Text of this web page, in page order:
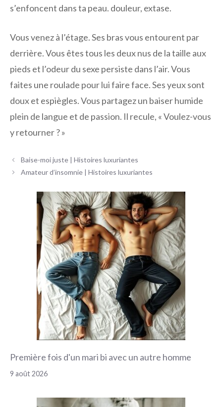
s’enfoncent dans ta peau. douleur, extase.
Vous venez à l’étage. Ses bras vous entourent par
derrière. Vous êtes tous les deux nus de la taille aux
pieds et l’odeur du sexe persiste dans l’air. Vous
faites une roulade pour lui faire face. Ses yeux sont
doux et espiègles. Vous partagez un baiser humide
plein de langue et de passion. Il recule, « Voulez-vous
y retourner ? »
Navigation
des
Baise-moi juste | Histoires luxuriantes
Amateur d’insomnie | Histoires luxuriantes
Première fois d'un mari bi avec un autre homme
9 août 2026